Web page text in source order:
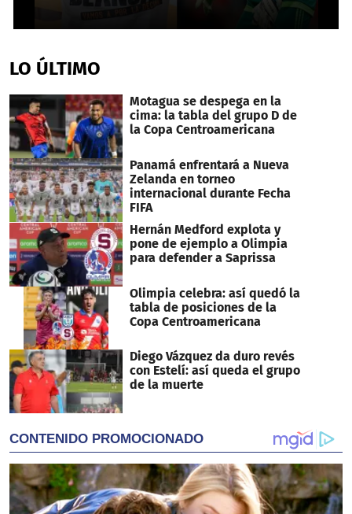
of
1
20
seconds
LO ÚLTIMO
Motagua se despega en la
cima: la tabla del grupo D de
la Copa Centroamericana
Panamá enfrentará a Nueva
Zelanda en torneo
internacional durante Fecha
FIFA
Hernán Medford explota y
pone de ejemplo a Olimpia
para defender a Saprissa
Olimpia celebra: así quedó la
tabla de posiciones de la
Copa Centroamericana
Diego Vázquez da duro revés
con Estelí: así queda el grupo
de la muerte